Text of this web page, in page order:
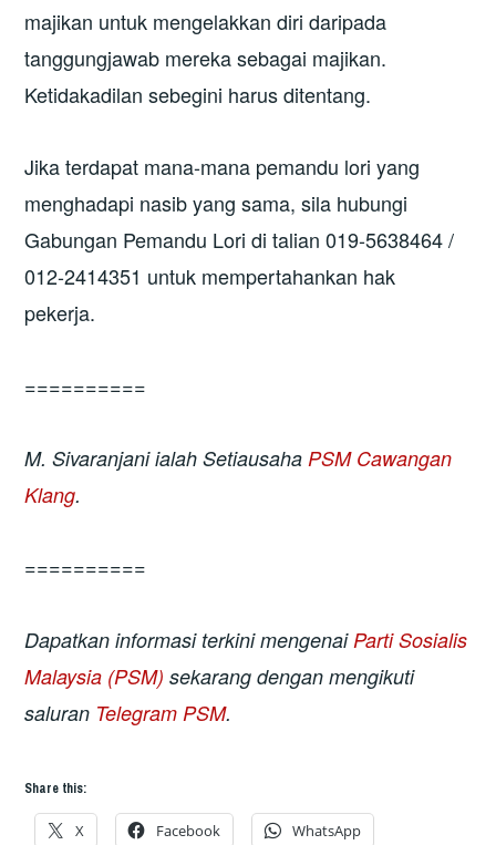
majikan untuk mengelakkan diri daripada
tanggungjawab mereka sebagai majikan.
Ketidakadilan sebegini harus ditentang.
Jika terdapat mana-mana pemandu lori yang
menghadapi nasib yang sama, sila hubungi
Gabungan Pemandu Lori di talian 019-5638464 /
012-2414351 untuk mempertahankan hak
pekerja.
==========
M. Sivaranjani ialah SetiausahaPSM Cawangan
Klang.
==========
Dapatkan informasi terkini mengenai Parti Sosialis
Malaysia (PSM)sekarang dengan mengikuti
saluran Telegram PSM.
Share this:
X Facebook WhatsApp